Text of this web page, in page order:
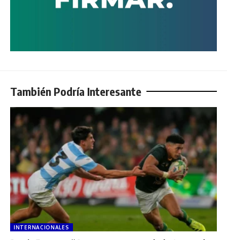
También Podría Interesante
INTERNACIONALES